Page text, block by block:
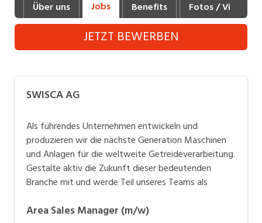
Industrie, Maschinenbau, Anlagenbau,
Produktion
Informatik, Telekommunikation
Körperpflege, Wellness
Marketing, Kommunikation, Medien, Druck
Mechanik, Elektronik, Optik, Textil (Fertigung)
Medizin, Gesundheitswesen, Pflege
Aussendienst
Über uns Jobs Benefits Fotos / Videos
JETZT BEWERBEN
SWISCA AG
Als führendes Unternehmen entwickeln und
produzieren wir die nächste Generation Maschinen
und Anlagen für die weltweite Getreideverarbeitung.
Gestalte aktiv die Zukunft dieser bedeutenden
Branche mit und werde Teil unseres Teams als
Area Sales Manager (m/w)